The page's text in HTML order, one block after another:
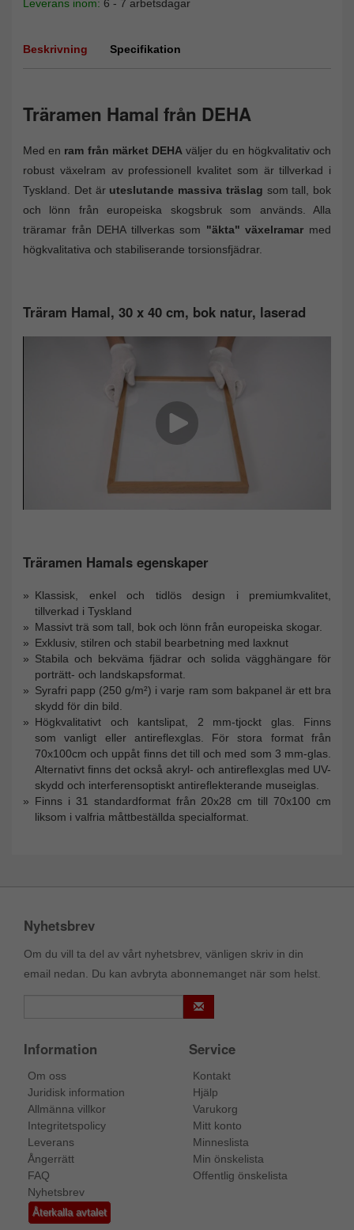
Leverans inom: 6 - 7 arbetsdagar
Beskrivning Specifikation
Träramen Hamal från DEHA
Med en ram från märket DEHA väljer du en högkvalitativ och
robust växelram av professionell kvalitet som är tillverkad i
Tyskland. Det är uteslutande massiva träslag som tall, bok
och lönn från europeiska skogsbruk som används. Alla
träramar från DEHA tillverkas som "äkta" växelramar med
högkvalitativa och stabiliserande torsionsfjädrar.
Träram Hamal, 30 x 40 cm, bok natur, laserad
Träramen Hamals egenskaper
Klassisk, enkel och tidlös design i premiumkvalitet,
tillverkad i Tyskland
Massivt trä som tall, bok och lönn från europeiska skogar.
Exklusiv, stilren och stabil bearbetning med laxknut
Stabila och bekväma fjädrar och solida vägghängare för
porträtt- och landskapsformat.
Syrafri papp (250 g/m²) i varje ram som bakpanel är ett bra
skydd för din bild.
Högkvalitativt och kantslipat, 2 mm-tjockt glas. Finns
som vanligt eller antireflexglas. För stora format från
70x100cm och uppåt finns det till och med som 3 mm-glas.
Alternativt finns det också akryl- och antireflexglas med UV-
skydd och interferensoptiskt antireflekterande museiglas.
Finns i 31 standardformat från 20x28 cm till 70x100 cm
liksom i valfria måttbeställda specialformat.
Nyhetsbrev
Om du vill ta del av vårt nyhetsbrev, vänligen skriv in din
email nedan. Du kan avbryta abonnemanget när som helst.
Information
Om oss
Juridisk information
Allmänna villkor
Integritetspolicy
Leverans
Ångerrätt
FAQ
Nyhetsbrev
Återkalla avtalet
Service
Kontakt
Hjälp
Varukorg
Mitt konto
Minneslista
Min önskelista
Offentlig önskelista